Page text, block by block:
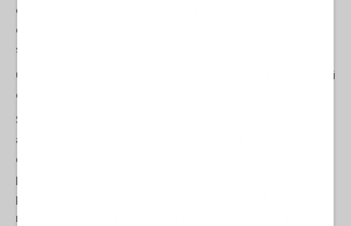
economiche, sociali e di prestigio maggiori, che magari ha
ottenuto tante cose facilmente, senza nessuno sforzo e
sacrificio.
Questa “gara”, nasce, oggettivamente e drammaticamente impari
e difficile per chi parte da oggettive condizioni di svantaggio.
Se volessimo restringere il campo della meritocrazia
all’università italiana la situazione e la lotta si fa ancora più
difficile e impari, diventando quasi impossibile per tantissime
persone, anche se serie, studiose, preparate e con tantissime
pubblicazioni di carattere scientifico e internazionali. Ovviamente
non tutte le università sono uguali già per suddivisione giuridica